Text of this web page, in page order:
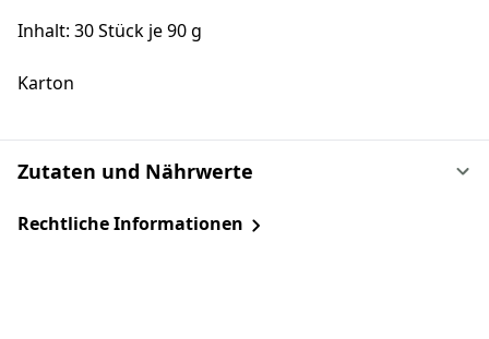
Inhalt: 30 Stück je 90 g
Karton
Zutaten und Nährwerte
Rechtliche Informationen